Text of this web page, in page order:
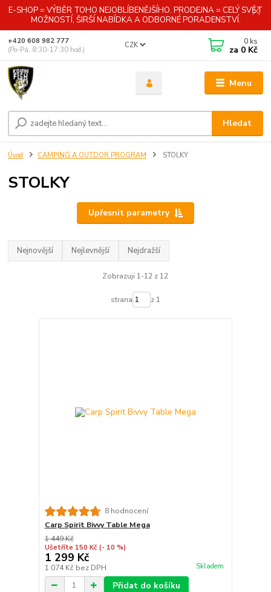
E-SHOP = VÝBĚR TOHO NEJOBLÍBENĚJŠÍHO. PRODEJNA = CELÝ SVĚT
MOŽNOSTÍ, ŠIRŠÍ NABÍDKA A ODBORNÉ PORADENSTVÍ.
Menu
CZK
Hledat
+420 608 982 777
(Po-Pá, 8:30-17:30 hod.)
0 ks
za 0 Kč
Úvod CAMPING A OUTDOR PROGRAM STOLKY
STOLKY
Upřesnit parametry
Nejnovější Nejlevnější Nejdražší
Zobrazuji 1-12 z 12
strana z 1
8 hodnocení
Carp Spirit Bivvy Table Mega
1 449 Kč
Ušetříte 150 Kč (- 10 %)
1 299 Kč
1 074 Kč bez DPH Skladem
Přidat do košíku